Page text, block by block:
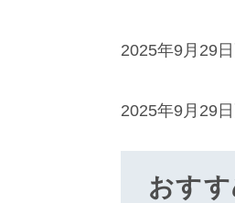
2025年9月29
2025年9月29
おす